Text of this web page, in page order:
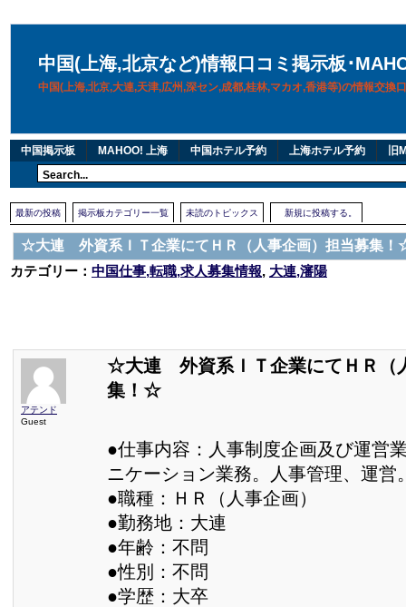
中国(上海,北京など)情報口コミ掲示板･
中国(上海,北京,大連,天津,広州,深セン,成都,桂林,マカオ,香港等)の情報交換
中国掲示板 MAHOO! 上海 中国ホテル予約 上海ホテル予約 旧
最新の投稿 掲示板カテゴリー一覧 未読のトピックス 新規に投稿する。
☆大連 外資系ＩＴ企業にてＨＲ（人事企画）担当募集
カテゴリー： 中国仕事,転職,求人募集情報, 大連,瀋陽
アテンド
Guest
☆大連 外資系ＩＴ企業にてＨＲ（
集！☆
●仕事内容：人事制度企画及び運営
ニケーション業務。人事管理、運営
●職種：ＨＲ（人事企画）
●勤務地：大連
●年齢：不問
●性別：不問
●学歴：大卒